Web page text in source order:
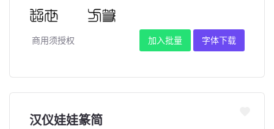
商用须授权 加入批量 字体下载
汉仪娃娃篆简